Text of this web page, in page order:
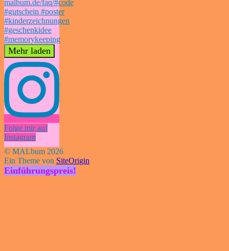
Mehr laden
Folge mir auf
Instagram
© MALbum 2026
Ein Theme von SiteOrigin
Einführungspreis!